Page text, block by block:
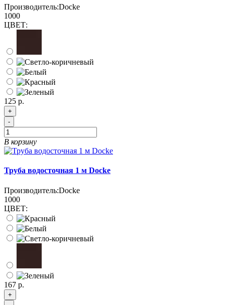
Производитель:Docke
1000
ЦВЕТ:
125 р.
+
-
В корзину
Труба водосточная 1 м Docke
Производитель:Docke
1000
ЦВЕТ:
167 р.
+